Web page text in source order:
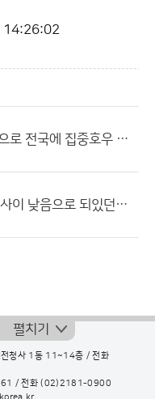
제4호 태풍의 간접영향으로 전국에 집중호우 예상 - 제 의견입니다.
제주도에 18일 ~ 20일 사이 낮음으로 되있던데.. 태풍으로 비소식????
펼치기
청사 1동 11~14층 / 전화
61 / 전화(02)2181-0900